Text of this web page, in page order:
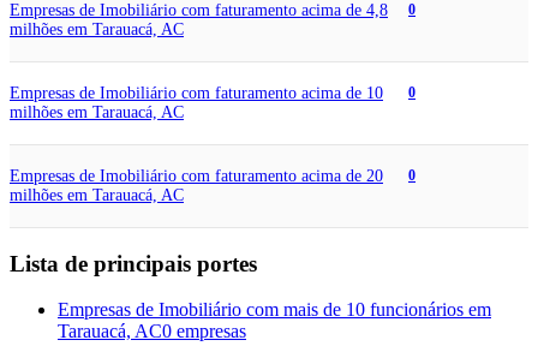
Empresas de Imobiliário com faturamento acima de 4,8
milhões em Tarauacá, AC
0
Empresas de Imobiliário com faturamento acima de 10
milhões em Tarauacá, AC
0
Empresas de Imobiliário com faturamento acima de 20
milhões em Tarauacá, AC
0
Lista de principais portes
Empresas de Imobiliário com mais de 10 funcionários em
Tarauacá, AC0 empresas